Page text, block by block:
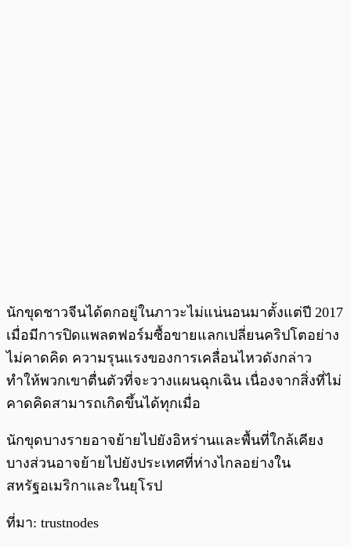
นักขุดชาวจีนได้ตกอยู่ในภาวะไม่แน่นอนมาตั้งแต่ปี 2017
เมื่อมีการปิดแพลตฟอร์มซื้อขายแลกเปลี่ยนคริปโตอย่าง
ไม่คาดคิด ความรุนแรงของการเคลื่อนไหวดังกล่าว
ทำให้พวกเขาตื่นตัวที่จะวางแผนฉุกเฉิน เนื่องจากสิ่งที่ไม่
คาดคิดสามารถเกิดขึ้นได้ทุกเมื่อ
นักขุดบางรายอาจย้ายไปยังอิหร่านและพื้นที่ใกล้เคียง
บางส่วนอาจย้ายไปยังประเทศที่ห่างไกลอย่างใน
สหรัฐอเมริกาและในยุโรป
ที่มา: trustnodes